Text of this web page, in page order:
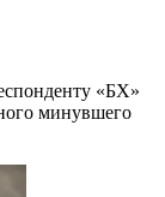
«БХ»
минувшего